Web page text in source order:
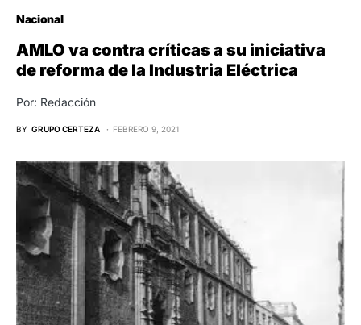
Nacional
AMLO va contra críticas a su iniciativa
de reforma de la Industria Eléctrica
Por: Redacción
BY GRUPO CERTEZA FEBRERO 9, 2021